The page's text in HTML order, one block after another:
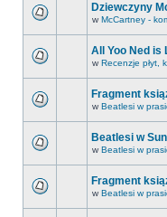
Dziewczyny
w McCartney -
All Yoo Ned is
w Recenzje płyt,
Fragment
w Beatlesi w
Beatlesi w
w Beatlesi w
Fragment
w Beatlesi w